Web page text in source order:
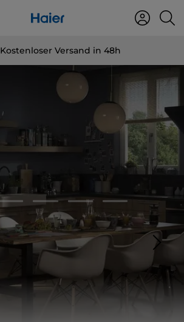
Kostenloser Versand in 48h
2 3 4 5